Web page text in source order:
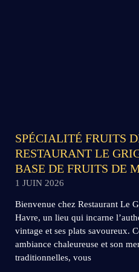
SPÉCIALITÉ FRUITS
RESTAURANT LE
BASE DE FRUITS DE
1 JUIN 2026
Bienvenue chez Restaurant Le
Havre, un lieu qui incarne
vintage et ses plats savoureux.
ambiance chaleureuse et son
traditionnelles, vous